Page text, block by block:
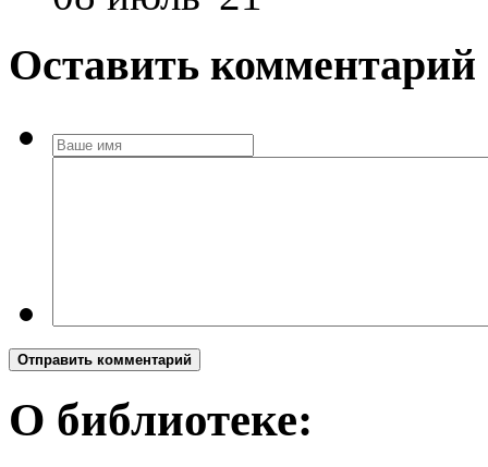
Оставить комментарий
Отправить комментарий
О библиотеке: